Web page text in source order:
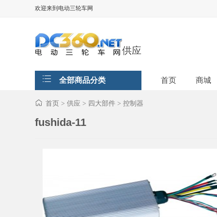
欢迎来到电动三轮车网
供应
全部商品分类 首页 商城
首页 > 供应 > 四大部件 > 控制器
fushida-11